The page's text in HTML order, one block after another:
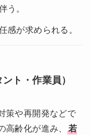
う。
感が求められる。
ト・作業員）
策や再開発などで
高齢化が進み、
若